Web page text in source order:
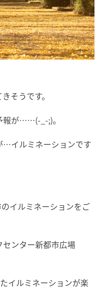
そうです。
報が……(-_-;)。
…イルミネーションです
イルミネーションをご
センター新都市広場
イルミネーションが楽